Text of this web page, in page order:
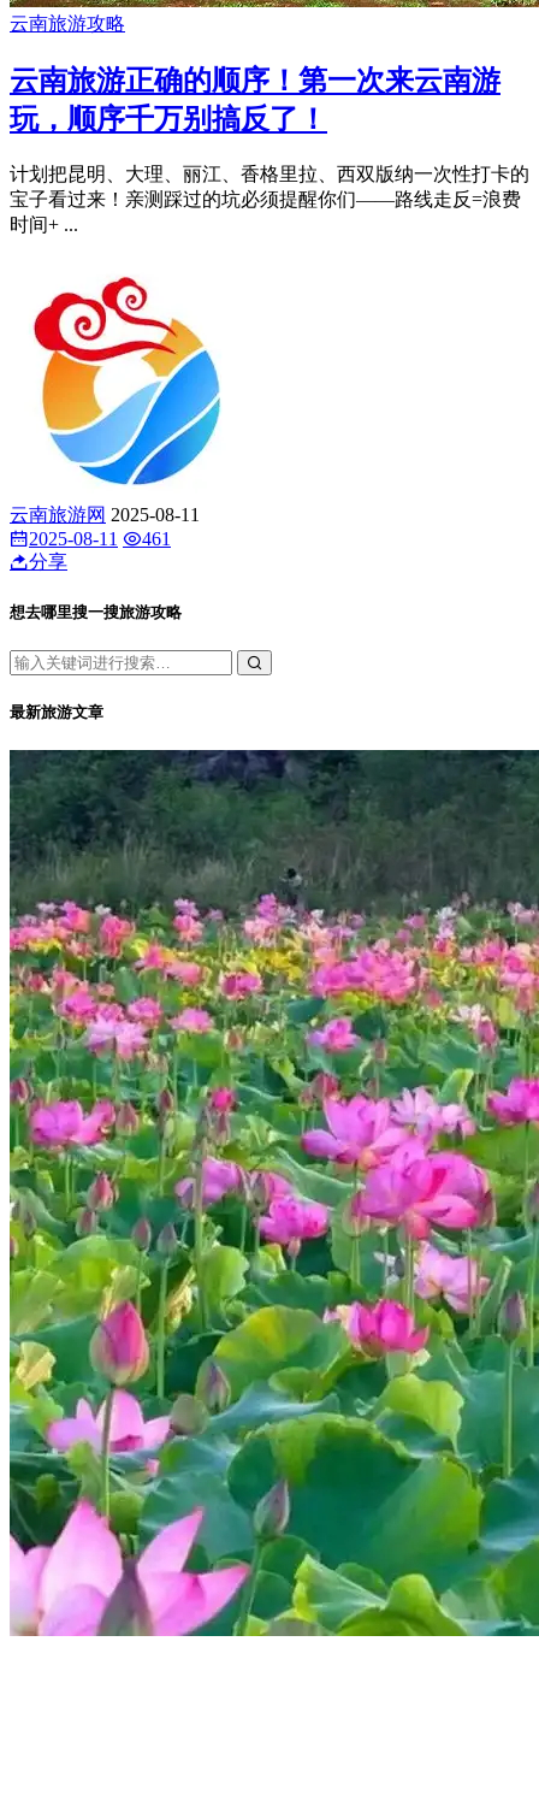
云南旅游攻略
云南旅游正确的顺序！第一次来云南游
玩，顺序千万别搞反了！
计划把昆明、大理、丽江、香格里拉、西双版纳一次性打卡的
宝子看过来！亲测踩过的坑必须提醒你们——路线走反=浪费
时间+ ...
云南旅游网 2025-08-11
2025-08-11
461
分享
想去哪里搜一搜旅游攻略
最新旅游文章